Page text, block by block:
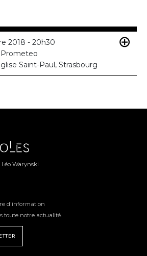
2018 - 20h30
Saint-Paul, Strasbourg
Warynski
d'information
toute notre actualité.